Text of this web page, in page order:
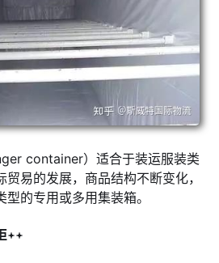
container）适合于装运服装类
易的发展，商品结构不断变化，
的专用或多用集装箱。